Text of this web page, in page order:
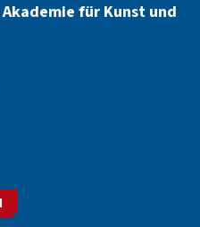
für Kunst und